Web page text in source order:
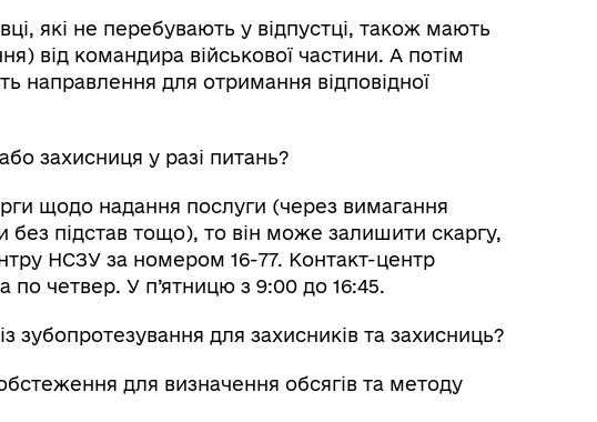
які не перебувають у відпустці, також мають
від командира військової частини. А потім
направлення для отримання відповідної
захисниця у разі питань?
щодо надання послуги (через вимагання
без підстав тощо), то він може залишити скаргу,
НСЗУ за номером 16-77. Контакт-центр
по четвер. У п’ятницю з 9:00 до 16:45.
зубопротезування для захисників та захисниць?
для визначення обсягів та методу